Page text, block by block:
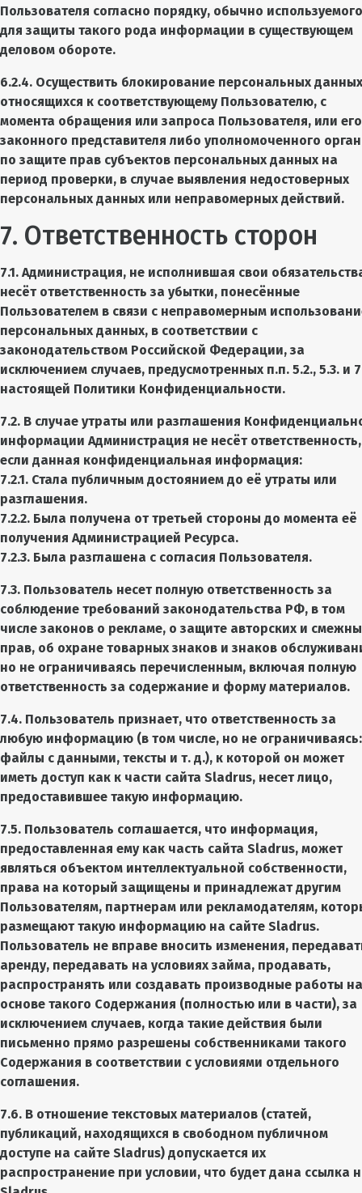
Пользователя согласно порядку, обычно используемого
для защиты такого рода информации в существующем
деловом обороте.
6.2.4. Осуществить блокирование персональных
относящихся к соответствующему Пользователю, с
момента обращения или запроса Пользователя, или его
законного представителя либо уполномоченного
по защите прав субъектов персональных данных на
период проверки, в случае выявления недостоверных
персональных данных или неправомерных действий.
7. Ответственность сторон
7.1. Администрация, не исполнившая свои
несёт ответственность за убытки, понесённые
Пользователем в связи с неправомерным
персональных данных, в соответствии с
законодательством Российской Федерации, за
исключением случаев, предусмотренных п.п. 5.2., 5.3. и
настоящей Политики Конфиденциальности.
7.2. В случае утраты или разглашения
информации Администрация не несёт ответственность,
если данная конфиденциальная информация:
7.2.1. Стала публичным достоянием до её утраты или
разглашения.
7.2.2. Была получена от третьей стороны до момента её
получения Администрацией Ресурса.
7.2.3. Была разглашена с согласия Пользователя.
7.3. Пользователь несет полную ответственность за
соблюдение требований законодательства РФ, в том
числе законов о рекламе, о защите авторских и
прав, об охране товарных знаков и знаков
но не ограничиваясь перечисленным, включая полную
ответственность за содержание и форму материалов.
7.4. Пользователь признает, что ответственность за
любую информацию (в том числе, но не ограничиваясь:
файлы с данными, тексты и т. д.), к которой он может
иметь доступ как к части сайта Sladrus, несет лицо,
предоставившее такую информацию.
7.5. Пользователь соглашается, что информация,
предоставленная ему как часть сайта Sladrus, может
являться объектом интеллектуальной собственности,
права на который защищены и принадлежат другим
Пользователям, партнерам или рекламодателям,
размещают такую информацию на сайте Sladrus.
Пользователь не вправе вносить изменения,
аренду, передавать на условиях займа, продавать,
распространять или создавать производные работы на
основе такого Содержания (полностью или в части), за
исключением случаев, когда такие действия были
письменно прямо разрешены собственниками такого
Содержания в соответствии с условиями отдельного
соглашения.
7.6. В отношение текстовых материалов (статей,
публикаций, находящихся в свободном публичном
доступе на сайте Sladrus) допускается их
распространение при условии, что будет дана ссылка